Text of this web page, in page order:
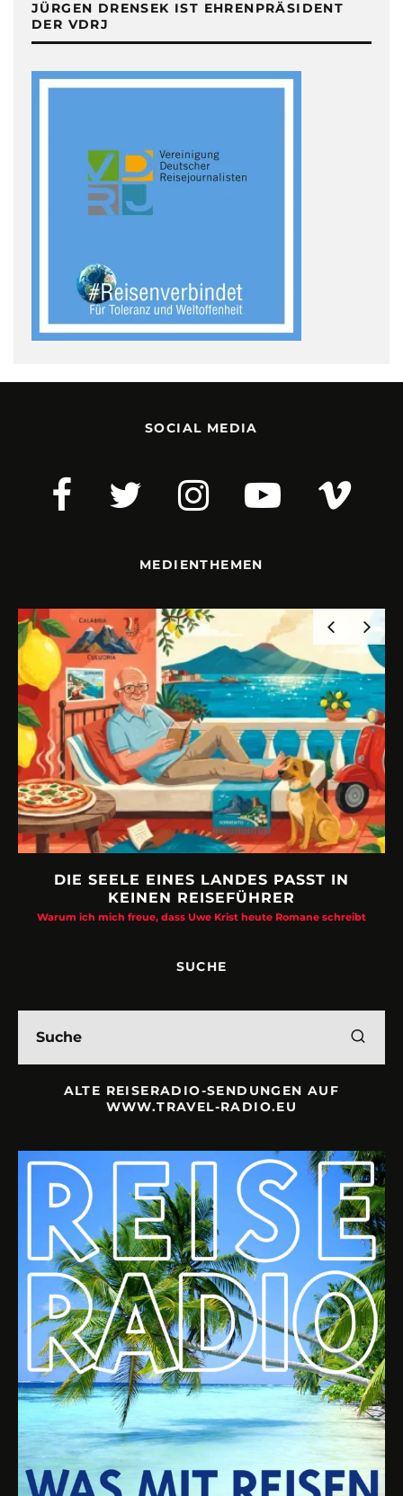
JÜRGEN DRENSEK IST EHRENPRÄSIDENT
DER VDRJ
SOCIAL MEDIA
MEDIENTHEMEN
DIE SEELE EINES LANDES PASST IN
KEINEN REISEFÜHRER
Warum ich mich freue, dass Uwe Krist heute Romane schreibt
SUCHE
ALTE REISERADIO-SENDUNGEN AUF
WWW.TRAVEL-RADIO.EU